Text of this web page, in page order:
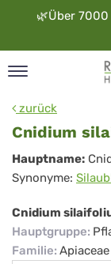
🌿Über
zurück
Cnidium
Cnidium
Hauptname:
Synonyme:
Cnidium
Hauptgruppe:
Familie: